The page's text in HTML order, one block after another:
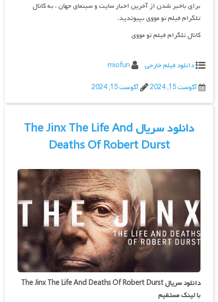
برای باخبر شدن از آخرین اخبار سایت و سینمای جهان ، به کانال
تلگرام فیلم تو مووی بپیوندید.
کانال تلگرام فیلم تو مووی
دانلود فیلم خارجی
miofun
آگوست 15, 2024
آگوست 15, 2024
دانلود سریال The Jinx The Life And
Deaths Of Robert Durst
دانلود سریال The Jinx The Life And Deaths Of Robert Durst
با لینک مستقیم